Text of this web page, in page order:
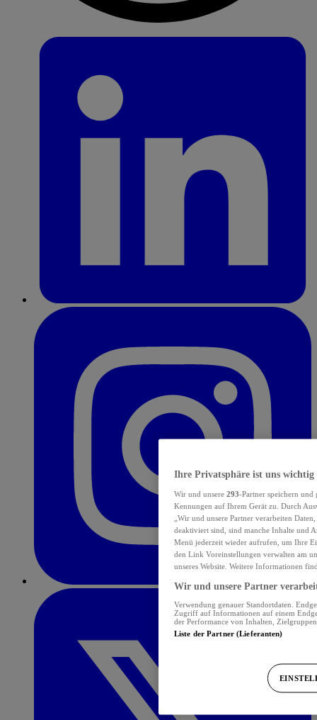
Ihre Privatsphäre ist uns wichtig
Wir und unsere 293-Partner speichern und
Kennungen auf Ihrem Gerät zu. Durch
„Wir und unsere Partner verarbeiten
deaktiviert sind, sind manche Inhalte und
Menü jederzeit wieder aufrufen, um Ihre
den Link Voreinstellungen verwalten am
unseres Website. Weitere Informationen
Wir und unsere Partner
Verwendung genauer Standortdaten.
Zugriff auf Informationen auf einem
der Performance von Inhalten,
Liste der Partner (Lieferanten)